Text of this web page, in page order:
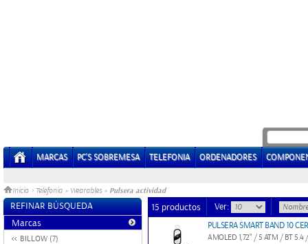
MARCAS PC'S SOBREMESA TELEFONIA ORDENADORES
Inicio > Telefonia » Wearables » Pulsera actividad
REFINAR BÚSQUEDA
Marcas
BILLOW (7)
15 productos Ver:
PULSERA SMART BAND 10
AMOLED 1,72" / 5 ATM / BT 5.4